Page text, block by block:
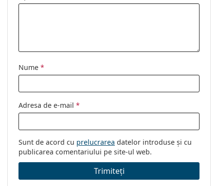
Nume *
Adresa de e-mail *
Sunt de acord cu prelucrarea datelor introduse și cu
publicarea comentariului pe site-ul web.
Trimiteți